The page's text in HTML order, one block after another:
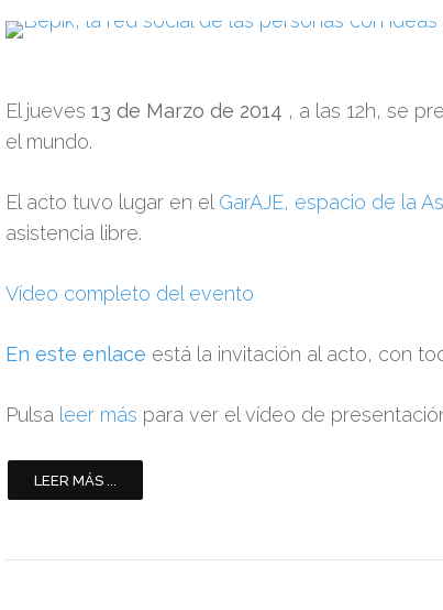
El jueves 13 de Marzo de 2014 , a las 12h, se
el mundo.
El acto tuvo lugar en el GarAJE, espacio de la
asistencia libre.
Vídeo completo del evento
En este enlace está la invitación al acto, con
Pulsa leer más para ver el vídeo de
LEER MÁS ...